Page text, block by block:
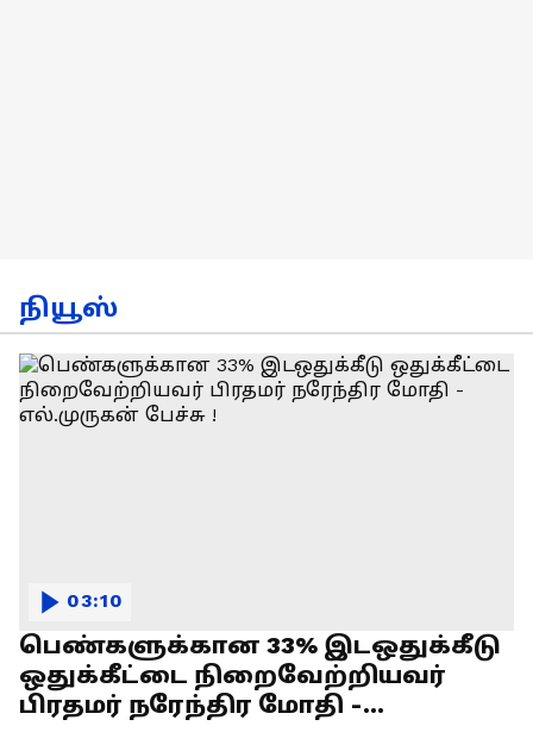
நியூஸ்
பெண்களுக்கான 33% இடஒதுக்கீடு
ஒதுக்கீட்டை நிறைவேற்றியவர்
பிரதமர் நரேந்திர மோதி -
03:10